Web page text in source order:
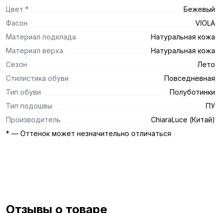
Цвет *
Бежевый
Фасон
VIOLA
Материал подклада
Натуральная кожа
Материал верха
Натуральная кожа
Сезон
Лето
Стилистика обуви
Повседневная
Тип обуви
Полуботинки
Тип подошвы
ПУ
Производитель
ChiaraLuce (Китай)
* — Оттенок может незначительно отличаться
Отзывы о товаре